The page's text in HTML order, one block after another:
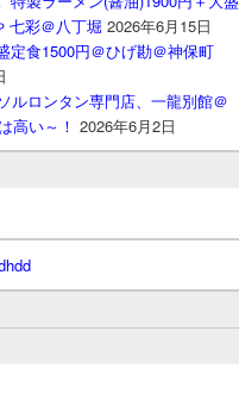
七彩＠八丁堀 2026年6月15日
定食1500円＠ひげ勘＠神保町
ルロンタン専門店、一龍別館＠
高い～！ 2026年6月2日